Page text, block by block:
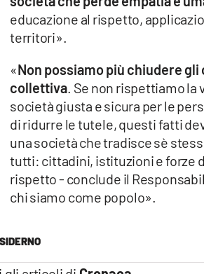
SIDERNO
educazione al rispetto,
territori».
«Non possiamo più chiudere
collettiva. Se non rispettiamo la
società giusta e sicura per le
di ridurre le tutele, questi fatti
una società che tradisce sè
tutti: cittadini, istituzioni e forze
rispetto - conclude il
chi siamo come popolo».